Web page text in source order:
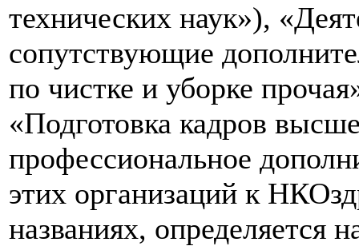
технических наук»),
сопутствующие
по чистке и уборке
«Подготовка кадров
профессиональное
этих организаций к
названиях, определяется